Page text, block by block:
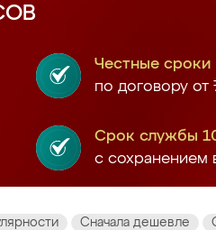
Честные сроки
по договору от
Срок службы
с сохранением
Сначала дешевле